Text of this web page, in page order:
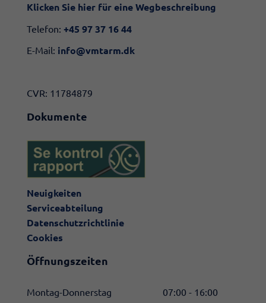
Klicken Sie hier für eine Wegbeschreibung​
Telefon: +45 97 37 16 44
E-Mail: info@vmtarm.dk
CVR: 11784879
Dokumente
Neuigkeiten
Serviceabteilung
Datenschutzrichtlinie
Cookies
Öffnungszeiten
Montag-Donnerstag
07:00 - 16:00